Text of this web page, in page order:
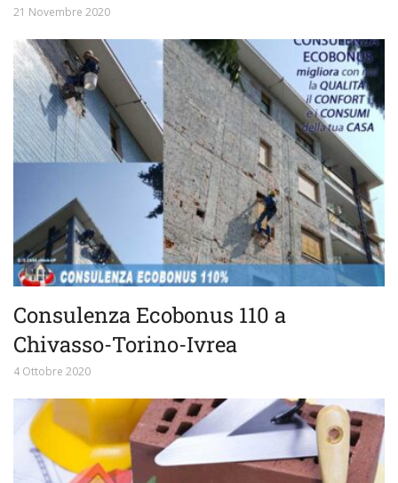
21 Novembre 2020
Consulenza Ecobonus 110 a
Chivasso-Torino-Ivrea
4 Ottobre 2020